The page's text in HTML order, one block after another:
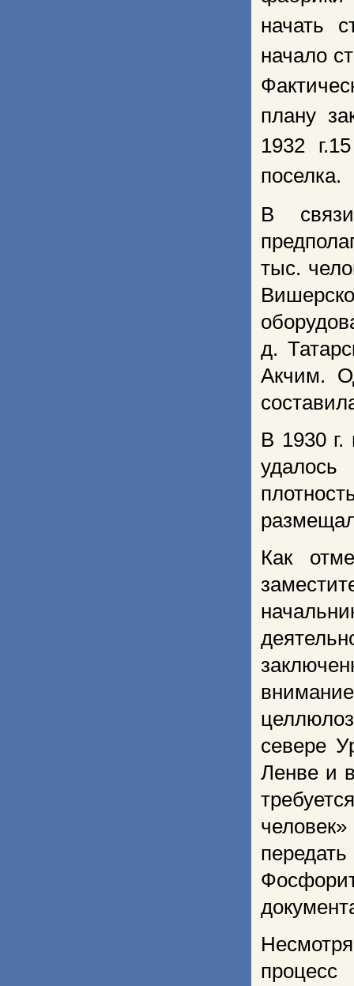
начать
начало
плану
1932
поселка.
В
тыс.
д.
Акчим.
В 1930 г.
удалось
Как
севере
Ленве и